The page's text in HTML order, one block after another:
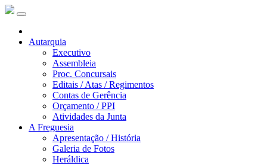
Autarquia
Executivo
Assembleia
Proc. Concursais
Editais / Atas / Regimentos
Contas de Gerência
Orçamento / PPI
Atividades da Junta
A Freguesia
Apresentação / História
Galeria de Fotos
Heráldica